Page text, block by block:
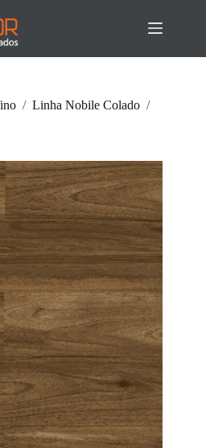
/ Linha Nobile Colado /